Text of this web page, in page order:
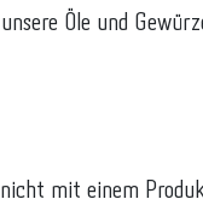
Öle und
mit einem